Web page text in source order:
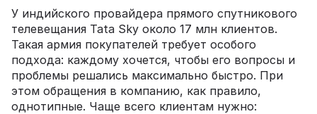
У индийского провайдера прямого спутникового
телевещания Tata Sky около 17 млн клиентов.
Такая армия покупателей требует особого
подхода: каждому хочется, чтобы его вопросы и
проблемы решались максимально быстро. При
этом обращения в компанию, как правило,
однотипные. Чаще всего клиентам нужно: